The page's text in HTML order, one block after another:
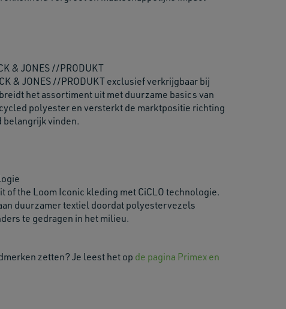
& JONES //PRODUKT
& JONES //PRODUKT exclusief verkrijgbaar bij
het assortiment uit met duurzame basics van
polyester en versterkt de marktpositie richting
belangrijk vinden.
of the Loom Iconic kleding met CiCLO technologie.
duurzamer textiel doordat polyestervezels
te gedragen in het milieu.
zetten? Je leest het op de pagina Primex en